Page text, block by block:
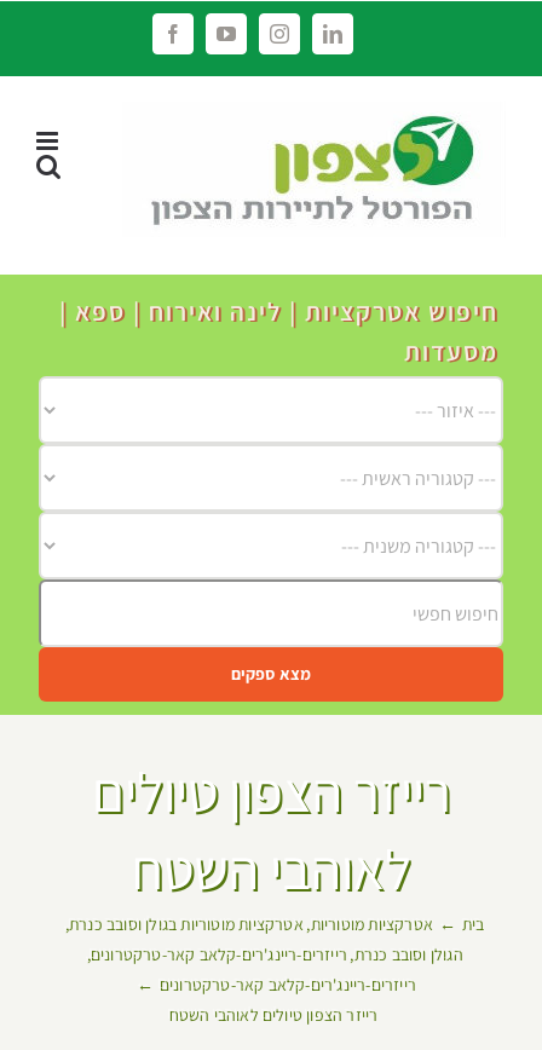
LinkedIn
Instagram
YouTube
Facebook
חיפוש אטרקציות | לינה ואירוח | ספא |
מסעדות
מצא ספקים
רייזר הצפון טיולים
לאוהבי השטח
בית אטרקציות מוטוריות אטרקציות מוטוריות בגולן וסובב כנרת
הגולן וסובב כנרת רייזרים-ריינג'רים-קלאב קאר-טרקטרונים
רייזרים-ריינג'רים-קלאב קאר-טרקטרונים
רייזר הצפון טיולים לאוהבי השטח